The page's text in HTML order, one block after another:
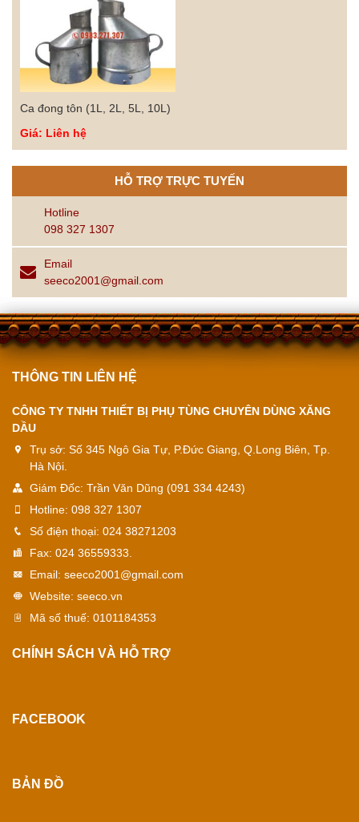
Ca đong tôn (1L, 2L, 5L, 10L)
Giá: Liên hệ
HỖ TRỢ TRỰC TUYẾN
Hotline
098 327 1307
Email
seeco2001@gmail.com
THÔNG TIN LIÊN HỆ
CÔNG TY TNHH THIẾT BỊ PHỤ TÙNG CHUYÊN DÙNG XĂNG
DẦU
Trụ sở: Số 345 Ngô Gia Tự, P.Đức Giang, Q.Long Biên, Tp.
Hà Nội.
Giám Đốc: Trần Văn Dũng (091 334 4243)
Hotline: 098 327 1307
Số điện thoại: 024 38271203
Fax: 024 36559333.
Email: seeco2001@gmail.com
Website: seeco.vn
Mã số thuế: 0101184353
CHÍNH SÁCH VÀ HỖ TRỢ
FACEBOOK
BẢN ĐỒ